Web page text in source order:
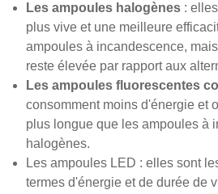
Les ampoules halogènes :
plus vive et une meilleure
ampoules à incandescence,
reste élevée par rapport aux
Les ampoules fluorescentes
consomment moins d'énergie et
plus longue que les ampoules à
halogènes.
Les ampoules LED : elles sont
termes d'énergie et de durée de